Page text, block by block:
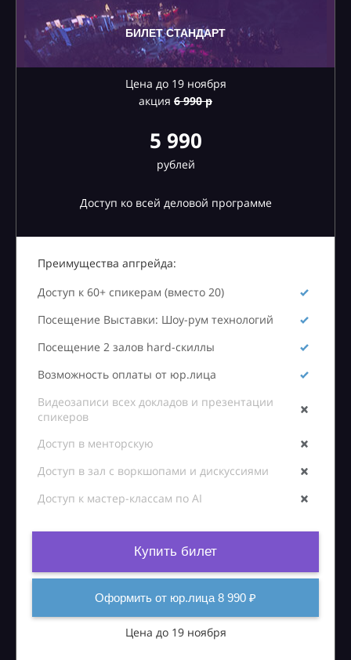
БИЛЕТ СТАНДАРТ
Цена до 19 ноября
акция 6990 р
5 990
рублей
Доступ ко всей деловой программе
Преимущества апгрейда:
Доступ к 60+ спикерам (вместо 20)
Посещение Выставки: Шоу-рум технологий
Посещение 2 залов hard-скиллы
Возможность оплаты от юр.лица
Видеозаписи всех докладов и презентации
спикеров
Доступ в менторскую
Доступ в зал с воркшопами и дискуссиями
Доступ к мастер-классам по AI
Купить билет
Оформить от юр.лица 8 990 ₽
Цена до 19 ноября